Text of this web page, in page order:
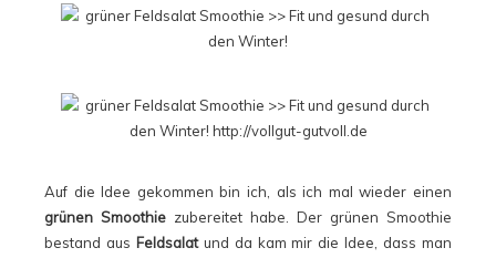
Auf die Idee gekommen bin ich, als ich mal wieder einen
grünen Smoothie zubereitet habe. Der grünen Smoothie
bestand aus Feldsalatund da kam mir die Idee, dass man